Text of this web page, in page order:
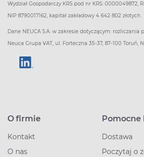
Wydział Gospodarczy KRS pod nr KRS: 0000049872,
NIP 8790017162, kapitał zakładowy 4 642 802 złotych.
Dane NEUCA S.A. w zakresie dotyczącym: rozliczania
Neuca Grupa VAT, ul. Forteczna 35-37, 87-100 Toruń,
O firmie
Kontakt
O nas
Pomocne
Dostawa
Poczytaj o